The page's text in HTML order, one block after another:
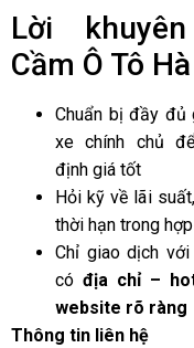
Lời
Cầm Ô Tô
Chuẩn bị đầy đủ
xe chính chủ
định giá tốt
Hỏi kỹ về lãi
thời hạn trong
Chỉ giao dịch
có địa chỉ –
website rõ ràng
Thông tin liên hệ